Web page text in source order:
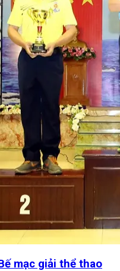
mạc giải thể thao